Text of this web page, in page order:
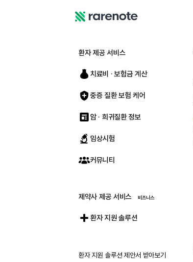
트
환자 제공 서비스
치료비 ∙ 보험금 계산
중증 질환 보험 케어
암 · 희귀질환 정보
임상시험
커뮤니티
제약사 제공 서비스
환자 지원 솔루션
환자 지원 솔루션 제안서 받아보기